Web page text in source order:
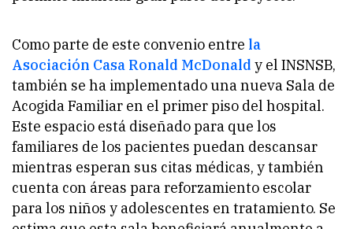
Como parte de este convenio entre la
Asociación Casa Ronald McDonald y el INSNSB,
también se ha implementado una nueva Sala de
Acogida Familiar en el primer piso del hospital.
Este espacio está diseñado para que los
familiares de los pacientes puedan descansar
mientras esperan sus citas médicas, y también
cuenta con áreas para reforzamiento escolar
para los niños y adolescentes en tratamiento. Se